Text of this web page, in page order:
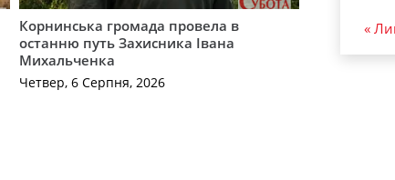
Корнинська громада провела в
останню путь Захисника Івана
Михальченка
Четвер, 6 Серпня, 2026
«